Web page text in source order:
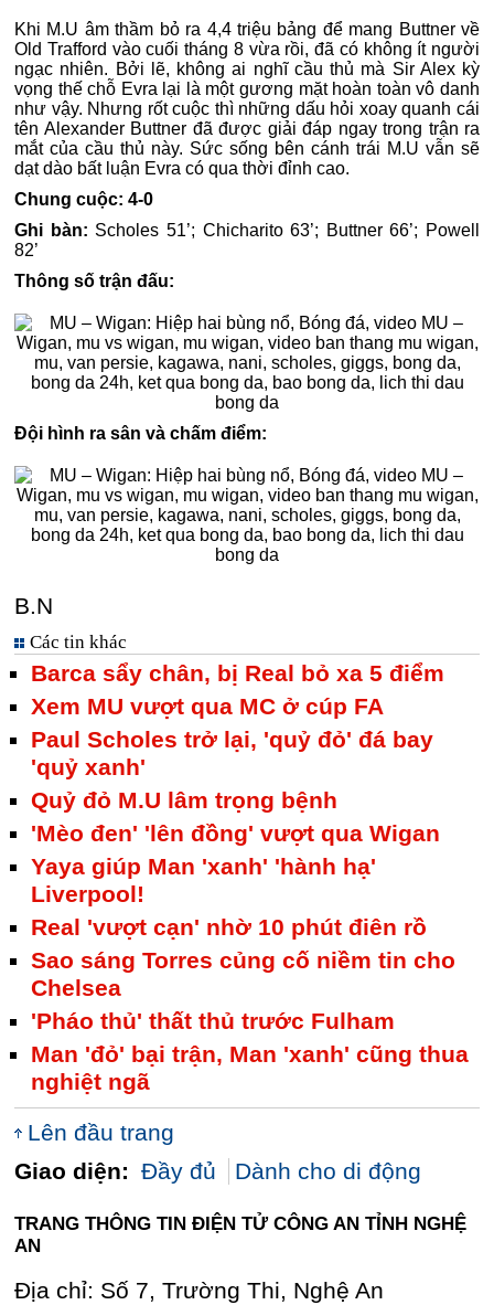
Khi M.U âm thầm bỏ ra 4,4 triệu bảng để mang Buttner về
Old Trafford vào cuối tháng 8 vừa rồi, đã có không ít người
ngạc nhiên. Bởi lẽ, không ai nghĩ cầu thủ mà Sir Alex kỳ
vọng thế chỗ Evra lại là một gương mặt hoàn toàn vô danh
như vậy. Nhưng rốt cuộc thì những dấu hỏi xoay quanh cái
tên Alexander Buttner đã được giải đáp ngay trong trận ra
mắt của cầu thủ này. Sức sống bên cánh trái M.U vẫn sẽ
dạt dào bất luận Evra có qua thời đỉnh cao.
Chung cuộc: 4-0
Ghi bàn: Scholes 51’; Chicharito 63’; Buttner 66’; Powell
82’
Thông số trận đấu:
Đội hình ra sân và chấm điểm:
B.N
Các tin khác
Barca sẩy chân, bị Real bỏ xa 5 điểm
Xem MU vượt qua MC ở cúp FA
Paul Scholes trở lại, 'quỷ đỏ' đá bay
'quỷ xanh'
Quỷ đỏ M.U lâm trọng bệnh
'Mèo đen' 'lên đồng' vượt qua Wigan
Yaya giúp Man 'xanh' 'hành hạ'
Liverpool!
Real 'vượt cạn' nhờ 10 phút điên rồ
Sao sáng Torres củng cố niềm tin cho
Chelsea
'Pháo thủ' thất thủ trước Fulham
Man 'đỏ' bại trận, Man 'xanh' cũng thua
nghiệt ngã
Lên đầu trang
Giao diện: Đầy đủ Dành cho di động
TRANG THÔNG TIN ĐIỆN TỬ CÔNG AN TỈNH NGHỆ
AN
Địa chỉ: Số 7, Trường Thi, Nghệ An